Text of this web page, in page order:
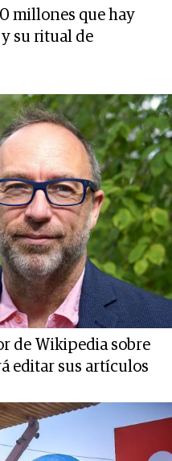
millones que hay
su ritual de
de Wikipedia sobre
editar sus artículos